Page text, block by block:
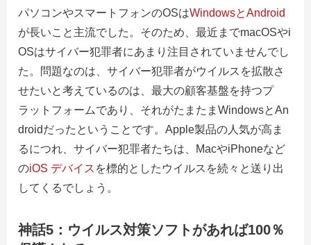
パソコンやスマートフォンのOSはWindowsとAndroid
が長いこと主流でした。そのため、最近までmacOSやi
OSはサイバー犯罪者にあまり注目されていませんでし
た。問題なのは、サイバー犯罪者がウイルスを拡散さ
せたいと考えているのは、最大の顧客基盤を持つプ
ラットフォームであり、それがたまたまWindowsとAn
droidだったということです。Apple製品の人気が高ま
るにつれ、サイバー犯罪者たちは、MacやiPhoneなど
のiOS デバイス を標的としたウイルスを続々と送り出
してくるでしょう。
神話5：ウイルス対策ソフトがあれば100％